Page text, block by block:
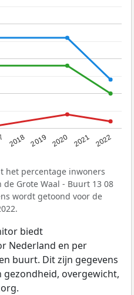
2018 2019 2020 2021 2022
het percentage inwoners
Grote Waal - Buurt 13 08
wordt getoond voor de
biedt
Nederland en per
buurt. Dit zijn gegevens
overgewicht,